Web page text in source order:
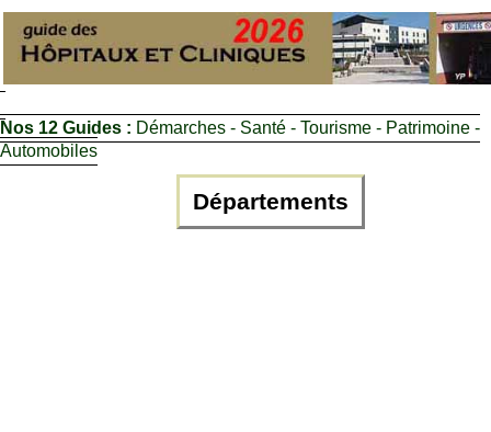
Nos 12 Guides : Démarches - Santé - Tourisme - Patrimoine -
Automobiles
Départements